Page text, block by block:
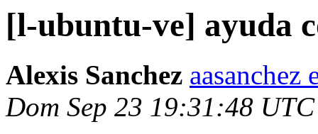
[l-ubuntu-ve] ayuda
Alexis Sanchez aasanchez
Dom Sep 23 19:31:48